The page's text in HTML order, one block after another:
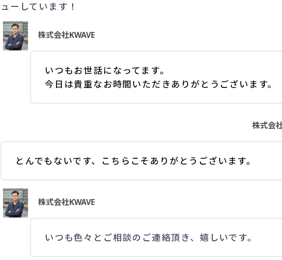
ューしています！
株式会社KWAVE
いつもお世話になってます。
今日は貴重なお時間いただきありがとうございます。
株式会
とんでもないです、こちらこそありがとうございます。
株式会社KWAVE
いつも色々とご相談のご連絡頂き、嬉しいです。